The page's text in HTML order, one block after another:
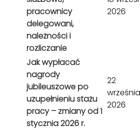
pracownicy
delegowani,
należności i
rozliczanie
2026
Jak wypłacać
nagrody
jubileuszowe po
uzupełnieniu stażu
pracy – zmiany od 1
stycznia 2026 r.
22
września
2026